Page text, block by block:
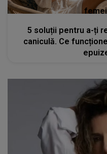
5 soluții pentru a-ți
caniculă. Ce